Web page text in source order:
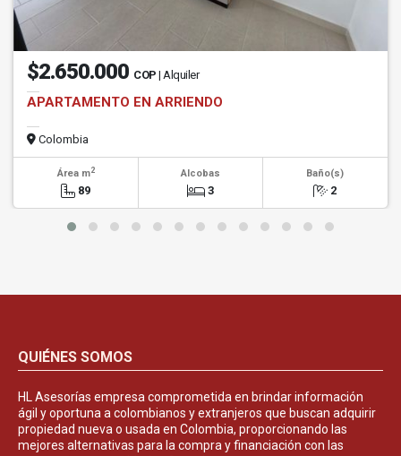
$2.650.000 COP | Alquiler
APARTAMENTO EN ARRIENDO
Colombia
Área m2
89
Alcobas
3
Baño(s)
2
QUIÉNES SOMOS
HL Asesorías empresa comprometida en brindar información
ágil y oportuna a colombianos y extranjeros que buscan adquirir
propiedad nueva o usada en Colombia, proporcionando las
mejores alternativas para la compra y financiación con las